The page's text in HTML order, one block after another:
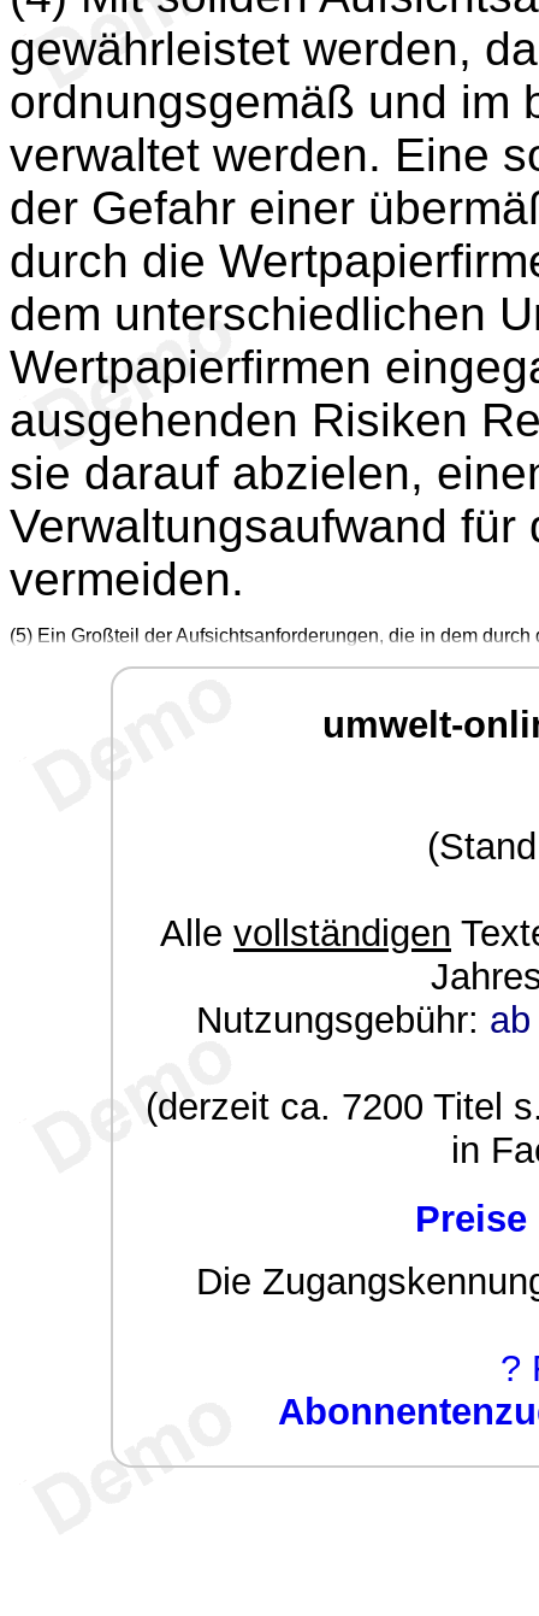
gewährleistet werden,
ordnungsgemäß und im
verwaltet werden. Eine
der Gefahr einer
durch die
dem unterschiedlichen
Wertpapierfirmen
ausgehenden Risiken
sie darauf abzielen,
Verwaltungsaufwand für
vermeiden.
(5) Ein Großteil der Aufsichtsanforderungen, die in dem
umwelt-
Alle vollständigen
Nutzungsgebühr:
(derzeit ca. 7200 Titel
in
Die
?